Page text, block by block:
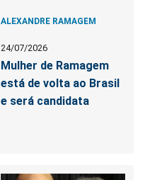
ALEXANDRE RAMAGEM
24/07/2026
Mulher de Ramagem
está de volta ao Brasil
e será candidata